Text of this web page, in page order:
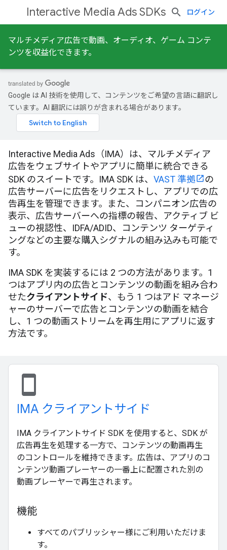
Interactive Media Ads SDKs ログイン
マルチメディア広告で動画、オーディオ、ゲーム コンテ
ンツを収益化できます。
Google は AI 技術を使用して、コンテンツをご希望の言語に翻訳し
ています。AI 翻訳には誤りが含まれる場合があります。
Interactive Media Ads（IMA）は、マルチメディア
広告をウェブサイトやアプリに簡単に統合できる
SDK のスイートです。IMA SDK は、 VAST 準拠
の
広告サーバーに広告をリクエストし、アプリでの広
告再生を管理できます。また、コンパニオン広告の
表示、広告サーバーへの指標の報告、アクティブ ビ
ューの視認性、IDFA/ADID、コンテンツ ターゲティ
ングなどの主要な購入シグナルの組み込みも可能で
す。
IMA SDK を実装するには 2 つの方法があります。1
つはアプリ内の広告とコンテンツの動画を組み合わ
せたクライアントサイド、もう 1 つはアド マネージ
ャーのサーバーで広告とコンテンツの動画を結合
し、1 つの動画ストリームを再生用にアプリに返す
方法です。
stay_current_portrait
IMA クライアントサイド
IMA クライアントサイド SDK を使用すると、SDK が
広告再生を処理する一方で、コンテンツの動画再生
のコントロールを維持できます。広告は、アプリのコ
ンテンツ動画プレーヤーの一番上に配置された別の
動画プレーヤーで再生されます。
機能
すべてのパブリッシャー様にご利用いただけま
す。